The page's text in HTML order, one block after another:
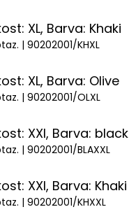
XL, Barva: Khaki
| 90202001/KHXL
XL, Barva: Olive
| 90202001/OLXL
XXl, Barva: black
| 90202001/BLAXXL
XXl, Barva: Khaki
| 90202001/KHXXL